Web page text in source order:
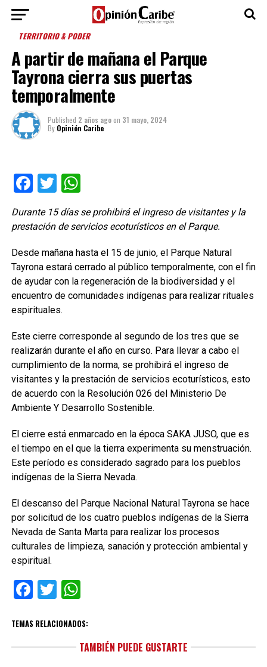
TERRITORIO & PODER
A partir de mañana el Parque
Tayrona cierra sus puertas
temporalmente
Published 2 años agoon 31 mayo, 2024
By Opinión Caribe
Facebook
TwitterWhatsApp
Durante 15 días se prohibirá el ingreso de visitantes y la
prestación de servicios ecoturísticos en el Parque.
Desde mañana hasta el 15 de junio, el Parque Natural
Tayrona estará cerrado al público temporalmente, con el fin
de ayudar con la regeneración de la biodiversidad y el
encuentro de comunidades indígenas para realizar rituales
espirituales.
Este cierre corresponde al segundo de los tres que se
realizarán durante el año en curso. Para llevar a cabo el
cumplimiento de la norma, se prohibirá el ingreso de
visitantes y la prestación de servicios ecoturísticos, esto
de acuerdo con la Resolución 026 del Ministerio De
Ambiente Y Desarrollo Sostenible.
El cierre está enmarcado en la época SAKA JUSO, que es
el tiempo en el que la tierra experimenta su menstruación.
Este período es considerado sagrado para los pueblos
indígenas de la Sierra Nevada.
El descanso del Parque Nacional Natural Tayrona se hace
por solicitud de los cuatro pueblos indígenas de la Sierra
Nevada de Santa Marta para realizar los procesos
culturales de limpieza, sanación y protección ambiental y
espiritual.
Facebook
TwitterWhatsApp
TEMAS RELACIONADOS:
TAMBIÉN PUEDE GUSTARTE